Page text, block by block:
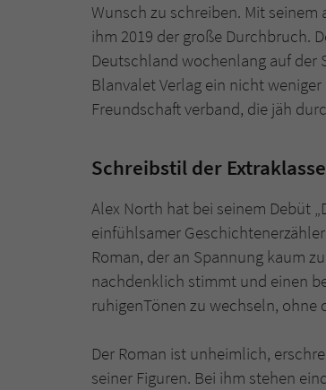
Wunsch zu schreiben. Mit
ihm 2019 der große Durchbruch.
Deutschland wochenlang auf der
Blanvalet Verlag ein nicht
Freundschaft verband, die jäh
Schreibstil der Extraklasse
Alex North hat bei seinem Debüt
einfühlsamer
Roman, der an Spannung kaum
nachdenklich stimmt und einen
ruhigenTönen zu wechseln, ohne
Der Roman ist unheimlich,
seiner Figuren. Bei ihm stehen